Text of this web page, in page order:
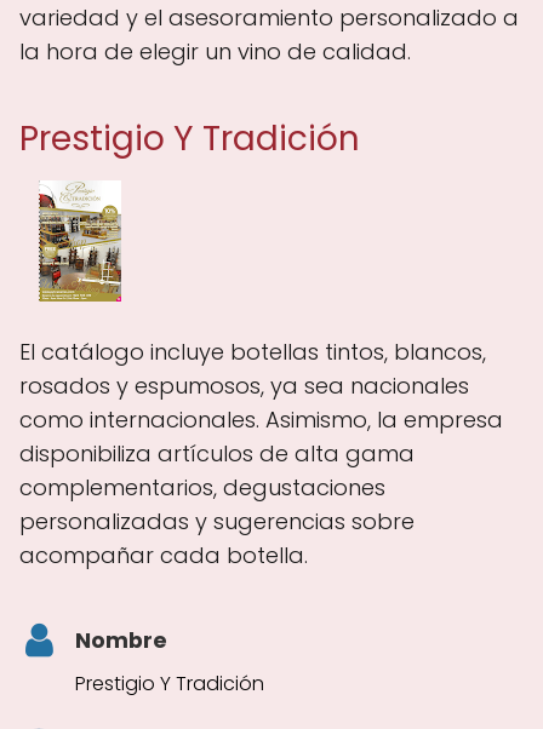
variedad y el asesoramiento personalizado a
la hora de elegir un vino de calidad.
Prestigio Y Tradición
El catálogo incluye botellas tintos, blancos,
rosados y espumosos, ya sea nacionales
como internacionales. Asimismo, la empresa
disponibiliza artículos de alta gama
complementarios, degustaciones
personalizadas y sugerencias sobre
acompañar cada botella.
Nombre
Prestigio Y Tradición